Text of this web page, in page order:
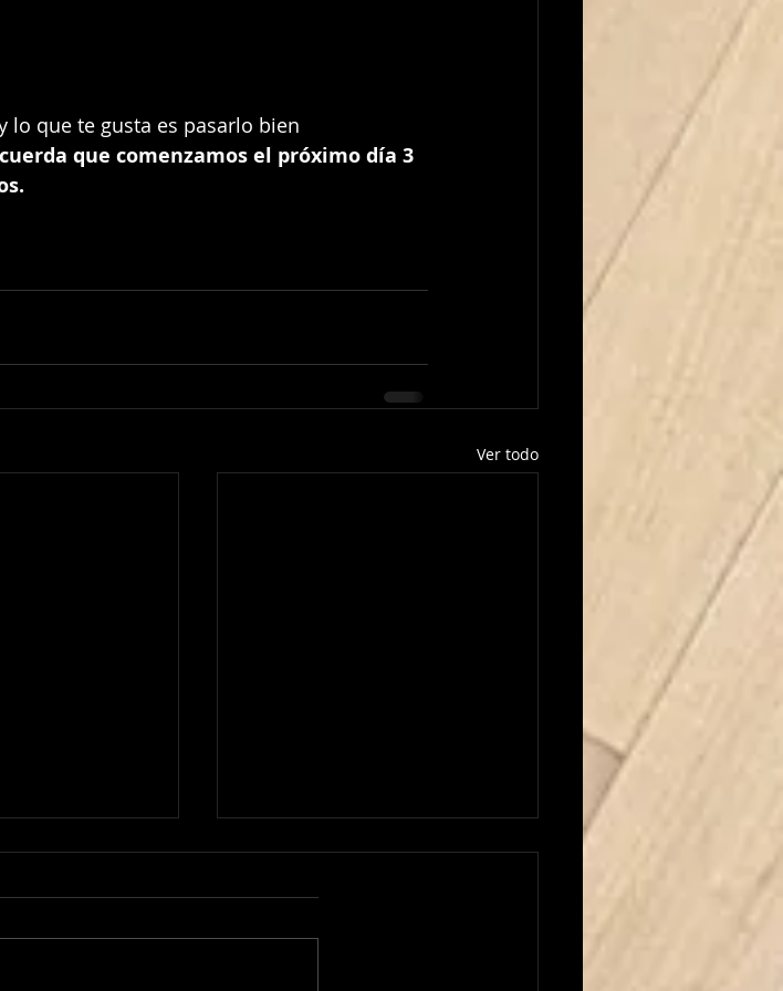
que comenzamos el próximo día 3
Ver todo